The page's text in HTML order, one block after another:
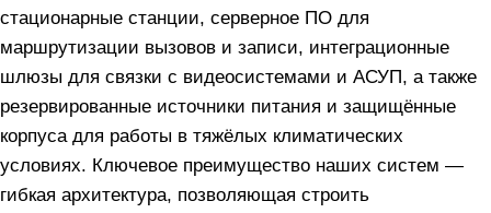
стационарные станции, серверное ПО для
маршрутизации вызовов и записи, интеграционные
шлюзы для связки с видеосистемами и АСУП, а также
резервированные источники питания и защищённые
корпуса для работы в тяжёлых климатических
условиях. Ключевое преимущество наших систем —
гибкая архитектура, позволяющая строить